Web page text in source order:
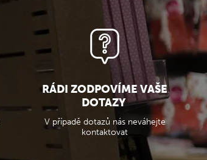
RÁDI ZODPOVÍME VAŠE
DOTAZY
V případě dotazů nás neváhejte
kontaktovat